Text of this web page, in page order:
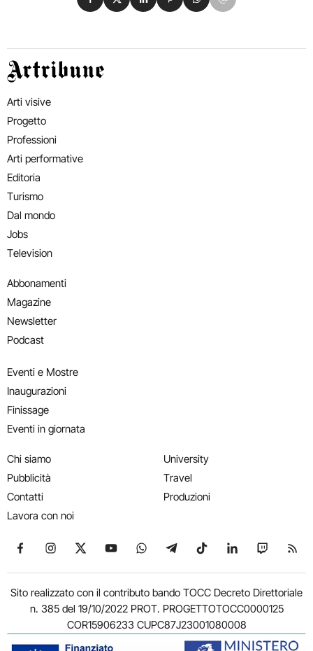
Artribune
Arti visive
Progetto
Professioni
Arti performative
Editoria
Turismo
Dal mondo
Jobs
Television
Abbonamenti
Magazine
Newsletter
Podcast
Eventi e Mostre
Inaugurazioni
Finissage
Eventi in giornata
Chi siamo
Pubblicità
Contatti
Lavora con noi
University
Travel
Produzioni
Seguici su Facebook
Seguici su Instagram
Seguici su X
Seguici su YouTube
Seguici su WhatsApp
Seguici su Telegram
Seguici su TikTok
Seguici su
Seguici
Sito realizzato con il contributo bando TOCC Decreto Direttoriale
n. 385 del 19/10/2022 PROT. PROGETTOTOCC0000125
COR15906233 CUPC87J23001080008